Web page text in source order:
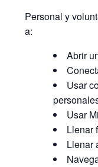
Personal y
a:
Abrir
Usar
Usar
Llenar
Llenar